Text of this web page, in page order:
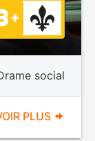
social
PLUS